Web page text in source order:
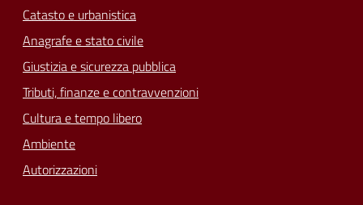
Catasto e urbanistica
Anagrafe e stato civile
Giustizia e sicurezza pubblica
Tributi, finanze e contravvenzioni
Cultura e tempo libero
Ambiente
Autorizzazioni